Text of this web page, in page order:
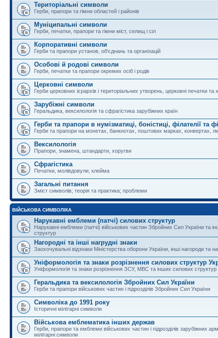
Територіальні символи
Герби, прапори та гімни областей і районів
Муніципальні символи
Герби, печатки, прапори та гімни міст, селищ і сіл
Корпоративні символи
Герби та прапори установ, об'єднань та організацій
Особові й родові символи
Герби, печатки та прапори окремих осіб і родів
Церковні символи
Герби церковних ієрархів і територіальних утворень, церковні печатки та
Зарубіжні символи
Геральдика, вексилологія та сфрагістика зарубіжних країн
Герби та прапори в нумізматиці, боністиці, філателії та
Герби та прапори на монетах, банкнотах, поштових марках, конвертах,
Вексилологія
Прапори, знамена, штандарти, хоругви
Сфрагістика
Печатки, молівдовули, клейма
Загальні питання
Зміст символів; теорія та практика; проблеми
ВІЙСЬКОВА СИМВОЛІКА
Нарукавні емблеми (патчі) силових структур
Нарукавні емблеми (патчі) військових частин Збройних Сил України та
структур
Нагородні та інші нагрудні знаки
Заохочувальні відзнаки Міністерства оборони України, інші нагороди та
Уніформологія та знаки розрізнення силових структур
Уніформологія та знаки розрізнення ЗСУ, МВС та інших силових структур
Геральдика та вексилологія Збройних Сил України
Герби та прапори військових частин і підрозділів Збройних Сил України
Символіка до 1991 року
Історичні мілітарні символи
Військова емблематика інших держав
Герби, прапори та емблеми військових частин і підрозділів зарубіжних
мілітарні символи